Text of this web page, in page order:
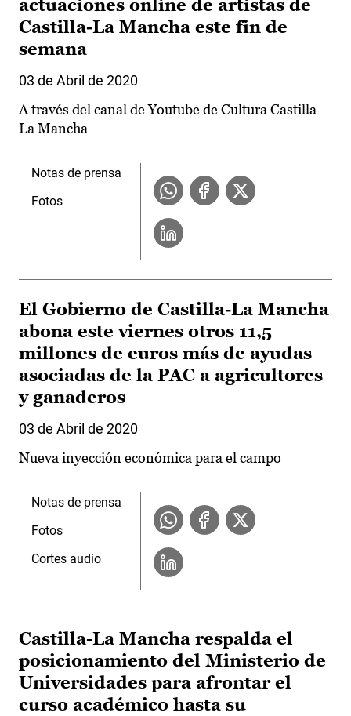
actuaciones online de artistas de
Castilla-La Mancha este fin de
semana
03 de Abril de 2020
A través del canal de Youtube de Cultura Castilla-
La Mancha
Notas de prensa
Fotos
El Gobierno de Castilla-La Mancha
abona este viernes otros 11,5
millones de euros más de ayudas
asociadas de la PAC a agricultores
y ganaderos
03 de Abril de 2020
Nueva inyección económica para el campo
Notas de prensa
Fotos
Cortes audio
Castilla-La Mancha respalda el
posicionamiento del Ministerio de
Universidades para afrontar el
curso académico hasta su